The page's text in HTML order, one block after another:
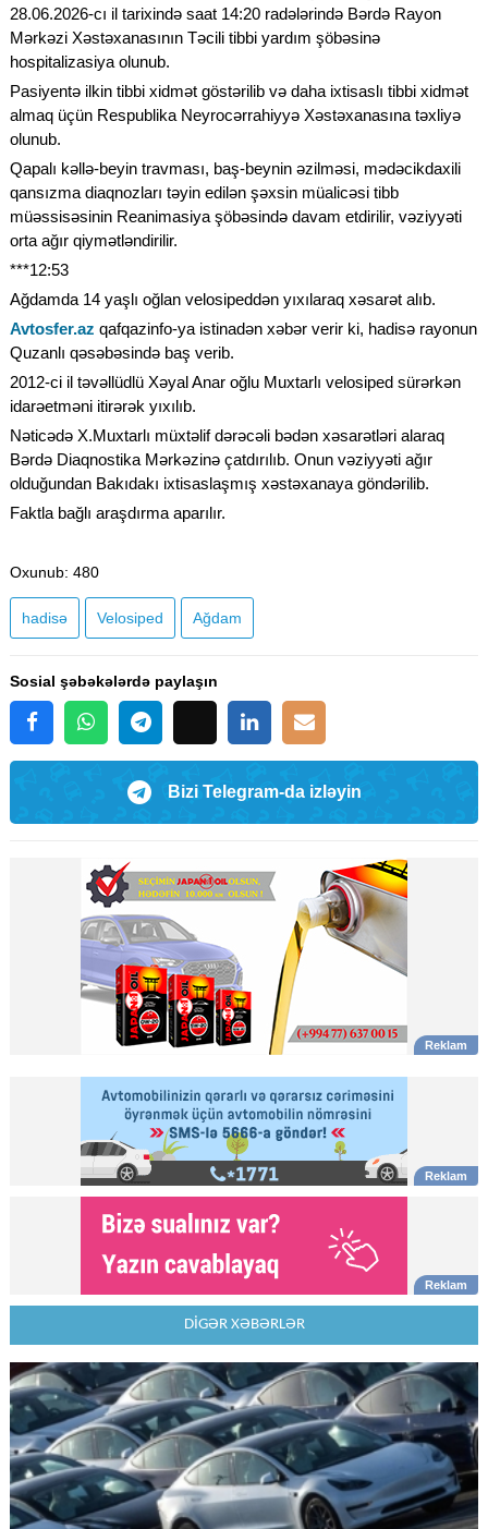
28.06.2026-cı il tarixində saat 14:20 radələrində Bərdə Rayon
Mərkəzi Xəstəxanasının Təcili tibbi yardım şöbəsinə
hospitalizasiya olunub.
Pasiyentə ilkin tibbi xidmət göstərilib və daha ixtisaslı tibbi xidmət
almaq üçün Respublika Neyrocərrahiyyə Xəstəxanasına təxliyə
olunub.
Qapalı kəllə-beyin travması, baş-beynin əzilməsi, mədəcikdaxili
qansızma diaqnozları təyin edilən şəxsin müalicəsi tibb
müəssisəsinin Reanimasiya şöbəsində davam etdirilir, vəziyyəti
orta ağır qiymətləndirilir.
***12:53
Ağdamda 14 yaşlı oğlan velosipeddən yıxılaraq xəsarət alıb.
Avtosfer.az qafqazinfo-ya istinadən xəbər verir ki, hadisə rayonun
Quzanlı qəsəbəsində baş verib.
2012-ci il təvəllüdlü Xəyal Anar oğlu Muxtarlı velosiped sürərkən
idarəetməni itirərək yıxılıb.
Nəticədə X.Muxtarlı müxtəlif dərəcəli bədən xəsarətləri alaraq
Bərdə Diaqnostika Mərkəzinə çatdırılıb. Onun vəziyyəti ağır
olduğundan Bakıdakı ixtisaslaşmış xəstəxanaya göndərilib.
Faktla bağlı araşdırma aparılır.
Oxunub: 480
hadisə Velosiped Ağdam
Sosial şəbəkələrdə paylaşın
Bizi Telegram-da izləyin
DİGƏR XƏBƏRLƏR